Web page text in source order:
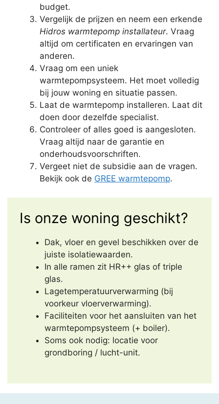
budget.
Vergelijk de prijzen en neem een erkende
Hidros warmtepomp installateur. Vraag
altijd om certificaten en ervaringen van
anderen.
Vraag om een uniek
warmtepompsysteem. Het moet volledig
bij jouw woning en situatie passen.
Laat de warmtepomp installeren. Laat dit
doen door dezelfde specialist.
Controleer of alles goed is aangesloten.
Vraag altijd naar de garantie en
onderhoudsvoorschriften.
Vergeet niet de subsidie aan de vragen.
Bekijk ook de GREE warmtepomp.
Is onze woning geschikt?
Dak, vloer en gevel beschikken over de
juiste isolatiewaarden.
In alle ramen zit HR++ glas of triple
glas.
Lagetemperatuurverwarming (bij
voorkeur vloerverwarming).
Faciliteiten voor het aansluiten van het
warmtepompsysteem (+ boiler).
Soms ook nodig: locatie voor
grondboring / lucht-unit.